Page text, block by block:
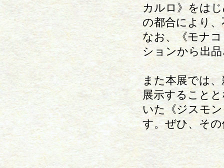
カルロ》をは
の都合により
なお、《モナ
ションから出
また本展では
展示すること
いた《ジスモ
す。ぜひ、そ